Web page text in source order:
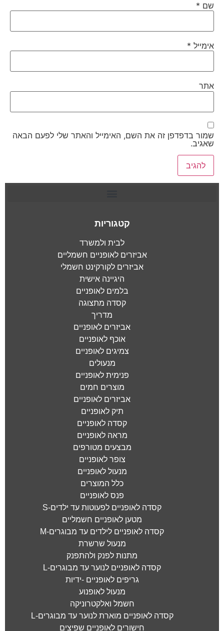
שם *
אימייל *
אתר
שמור בדפדפן זה את השם, האימייל והאתר שלי לפעם הבאה
שאגיב.
קטגוריות
לבית ולמשרד
אביזרים לאופניים חשמליים
אביזרים לקורקינט חשמלי
היגיינה אישית
בלמים לאופניים
קסדה מתצוגה
מדריך
אביזרים לאופניים
אוכף לאופניים
צמיגים לאופניים
מנעולים
פנימית לאופניים
מוצרים חמים
אביזרים לאופניים
תיק לאופניים
קסדה לאופניים
מראה לאופניים
מבצעים מטורפים
צופר לאופניים
מנעול לאופניים
כלל המוצרים
פנס לאופניים
קסדה לאופניים לפעוטות עד ילדים-S
מטען לאופניים חשמליים
קסדה לאופניים לילדים עד מבוגרים-M
מנעול שרשרת
מתנות לפנק ולהתפנק
קסדה לאופניים לנוער עד מבוגרים-L
גריפים לאופניים -ידיות
מנעול לאופנוע
חשמל ואלקטרוניקה
קסדה לאופניים מוארת לנוער עד מבוגרים-L
חישורים לאופניים שפיצים